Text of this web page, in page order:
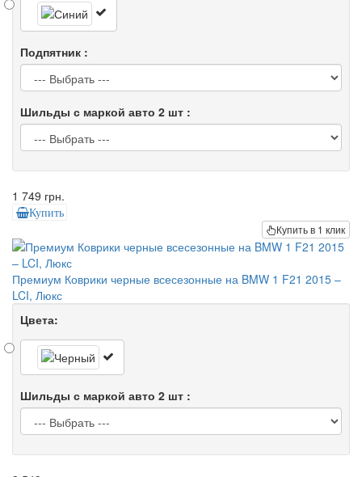
Подпятник :
Шильды с маркой авто 2 шт :
1 749 грн.
Купить
Купить в 1 клик
Премиум Коврики черные всесезонные на BMW 1 F21 2015 –
LCI, Люкс
Цвета:
Шильды с маркой авто 2 шт :